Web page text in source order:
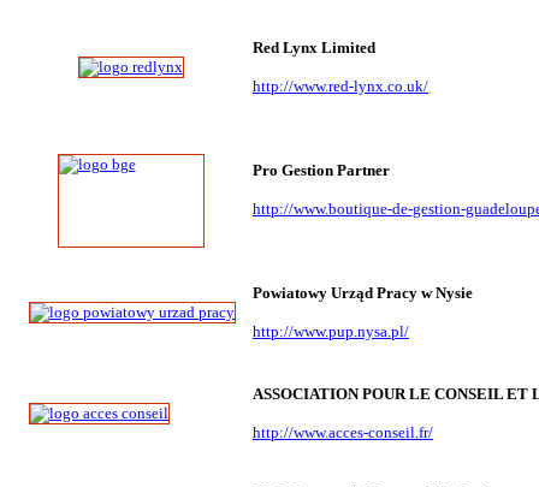
Red Lynx Limited
http://www.red-lynx.co.uk/
Pro Gestion Partner
http://www.boutique-de-gestion-
Powiatowy Urząd Pracy w Nysie
http://www.pup.nysa.pl/
ASSOCIATION POUR LE CONSEIL ET
http://www.acces-conseil.fr/